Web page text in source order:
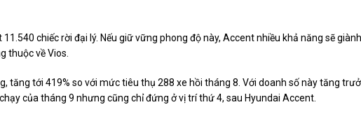
chiếc rời đại lý. Nếu giữ vững phong độ này, Accent nhiều khả năng sẽ giành
thuộc về Vios.
tăng tới 419% so với mức tiêu thụ 288 xe hồi tháng 8. Với doanh số này tăng
của tháng 9 nhưng cũng chỉ đứng ở vị trí thứ 4, sau Hyundai Accent.